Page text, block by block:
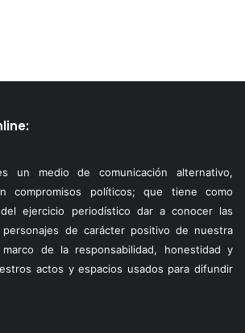
un medio de comunicación alternativo,
compromisos políticos; que tiene como
ejercicio periodístico dar a conocer las
de carácter positivo de nuestra
de la responsabilidad, honestidad y
actos y espacios usados para difundir